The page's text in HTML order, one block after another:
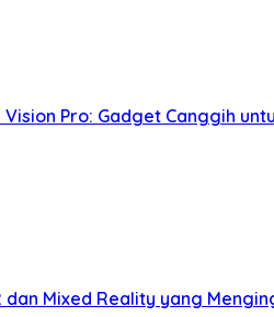
Pro: Gadget Canggih
dan Mixed Reality yang